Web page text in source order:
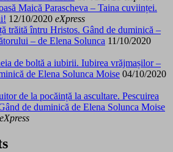
Maică Parascheva – Taina cuviinței.
12/10/2020 eXpress
trăită întru Hristos. Gând de duminică –
– de Elena Solunca 11/10/2020
de boltă a iubirii. Iubirea vrăjmașilor –
de Elena Solunca Moise 04/10/2020
de la pocăință la ascultare. Pescuirea
de duminică de Elena Solunca Moise
eXpress